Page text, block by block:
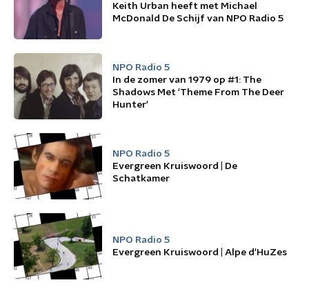
Keith Urban heeft met Michael
McDonald De Schijf van NPO Radio 5
NPO Radio 5
In de zomer van 1979 op #1: The
Shadows Met 'Theme From The Deer
Hunter'
NPO Radio 5
Evergreen Kruiswoord | De
Schatkamer
NPO Radio 5
Evergreen Kruiswoord | Alpe d'HuZes